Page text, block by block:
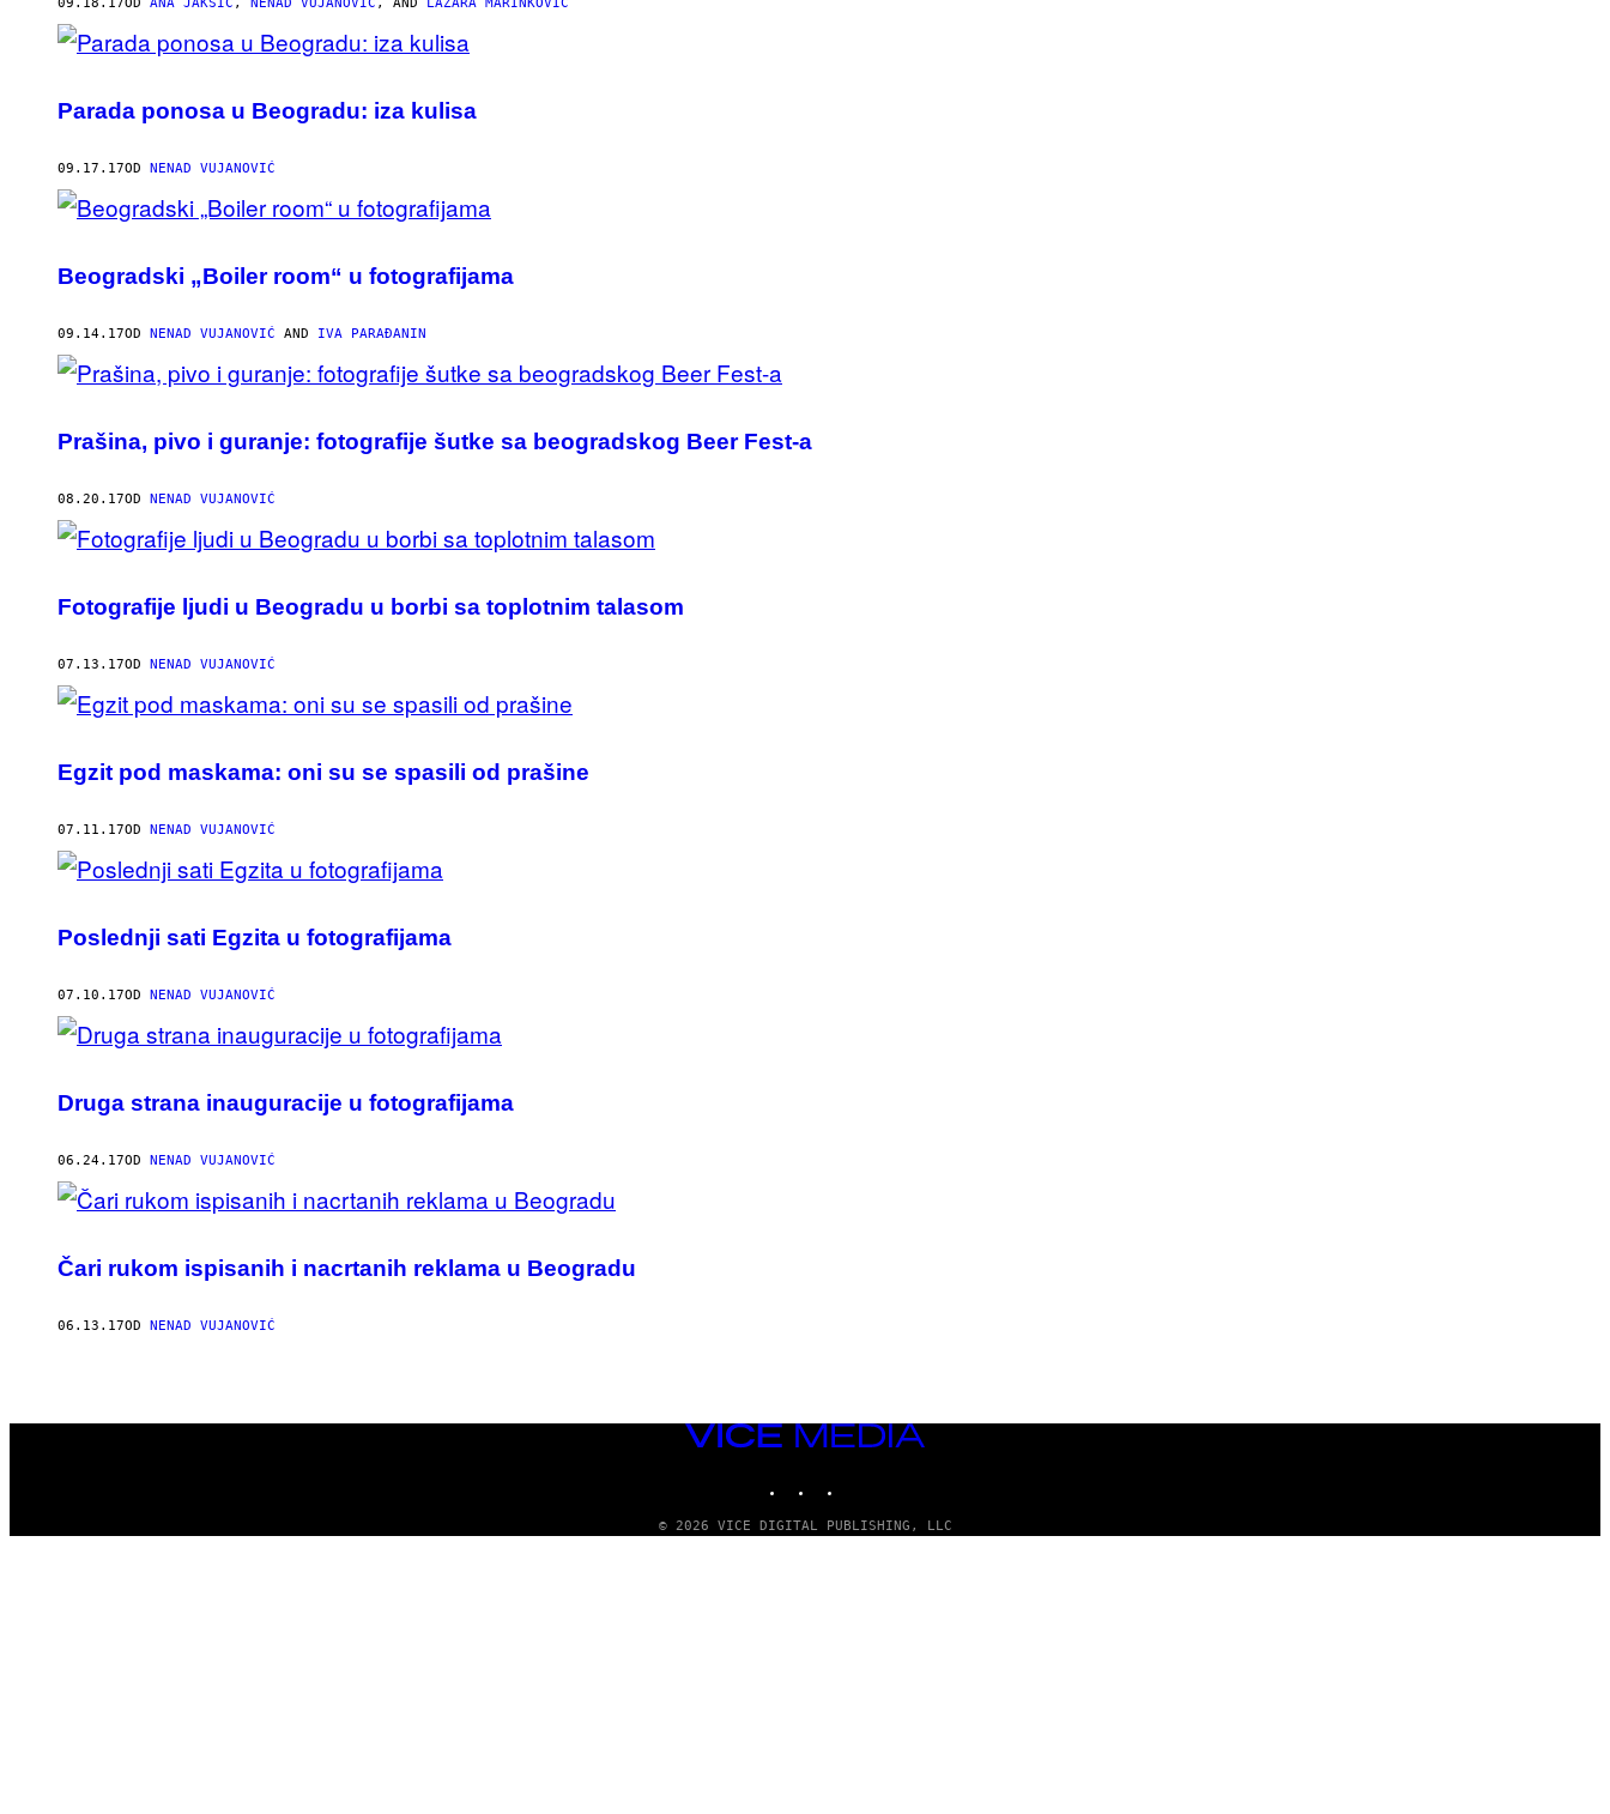
09.18.17OD ANA JAKŠIĆ , NENAD VUJANOVIĆ , AND LAZARA MARINKOVIC
Parada ponosa u Beogradu: iza kulisa
09.17.17OD NENAD VUJANOVIĆ
Beogradski „Boiler room“ u fotografijama
09.14.17OD NENAD VUJANOVIĆ AND IVA PARAĐANIN
Prašina, pivo i guranje: fotografije šutke sa beogradskog Beer Fest-a
08.20.17OD NENAD VUJANOVIĆ
Fotografije ljudi u Beogradu u borbi sa toplotnim talasom
07.13.17OD NENAD VUJANOVIĆ
Egzit pod maskama: oni su se spasili od prašine
07.11.17OD NENAD VUJANOVIĆ
Poslednji sati Egzita u fotografijama
07.10.17OD NENAD VUJANOVIĆ
Druga strana inauguracije u fotografijama
06.24.17OD NENAD VUJANOVIĆ
Čari rukom ispisanih i nacrtanih reklama u Beogradu
06.13.17OD NENAD VUJANOVIĆ
VICE
© 2026 VICE DIGITAL PUBLISHING, LLC